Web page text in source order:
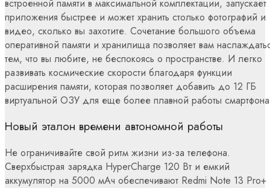
встроенной памяти в максимальной комплектации, запускает
приложения быстрее и может хранить столько фотографий и
видео, сколько вы захотите. Сочетание большого объема
оперативной памяти и хранилища позволяет вам
тем, что вы любите, не беспокоясь о пространстве. И легко
развивать космические скорости благодаря функции
расширения памяти, которая позволяет добавить до 12 ГБ
виртуальной ОЗУ для еще более плавной работы
Новый эталон времени автономной работы
Не ограничивайте свой ритм жизни из-за телефона.
Сверхбыстрая зарядка HyperCharge 120 Вт и емкий
аккумулятор на 5000 мАч обеспечивают Redmi Note 13 Pro+